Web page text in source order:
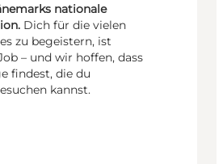
nationale
Dich für die vielen
zu begeistern, ist
– und wir hoffen, dass
findest, die du
kannst.